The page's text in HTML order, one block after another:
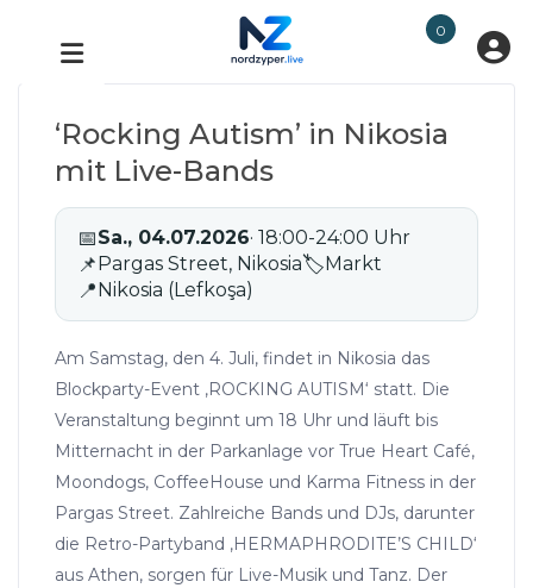
0
‘Rocking Autism’ in Nikosia
mit Live-Bands
📅Sa., 04.07.2026· 18:00-24:00 Uhr
📌Pargas Street, Nikosia🏷Markt
📍Nikosia (Lefkoşa)
Am Samstag, den 4. Juli, findet in Nikosia das
Blockparty-Event ‚ROCKING AUTISM‘ statt. Die
Veranstaltung beginnt um 18 Uhr und läuft bis
Mitternacht in der Parkanlage vor True Heart Café,
Moondogs, CoffeeHouse und Karma Fitness in der
Pargas Street. Zahlreiche Bands und DJs, darunter
die Retro-Partyband ‚HERMAPHRODITE’S CHILD‘
aus Athen, sorgen für Live-Musik und Tanz. Der